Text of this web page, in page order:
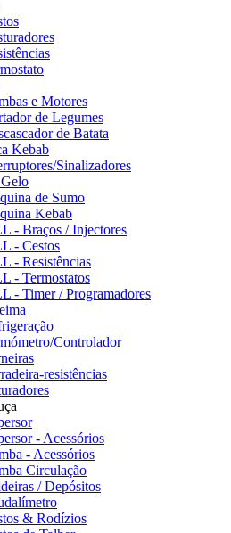
e Motores
de Legumes
de Batata
Kebab
Sinalizadores
de Sumo
Kebab
- Braços / Injectores
- Cestos
- Resistências
- Termostatos
- Timer / Programadores
Controlador
resistências
- Acessórios
- Acessórios
Circulação
/ Depósitos
& Rodízios